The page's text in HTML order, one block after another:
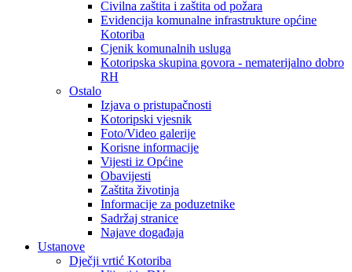
Civilna zaštita i zaštita od požara
Evidencija komunalne infrastrukture općine
Kotoriba
Cjenik komunalnih usluga
Kotoripska skupina govora - nematerijalno dobro
RH
Ostalo
Izjava o pristupačnosti
Kotoripski vjesnik
Foto/Video galerije
Korisne informacije
Vijesti iz Općine
Obavijesti
Zaštita životinja
Informacije za poduzetnike
Sadržaj stranice
Najave događaja
Ustanove
Dječji vrtić Kotoriba